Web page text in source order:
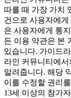
따를 때 가장 가치
건으로 사용자에
은 사용자에게 통
든 이용 약관은 본
있습니다. 가이드
라인 커뮤니티에
알려줍니다. 해당
이를 수정할 권리
13세 이상의 참가